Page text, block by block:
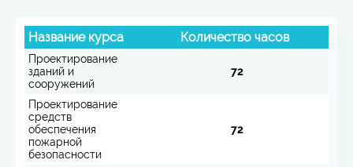
Название курса Количество часов
Проектирование
зданий и
сооружений
72
Проектирование
средств
обеспечения
пожарной
безопасности
72